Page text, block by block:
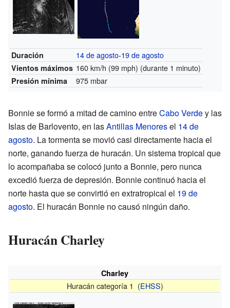
Duración 14 de agosto-19 de agosto
Vientos máximos 160 km/h (99 mph) (durante 1 minuto)
Presión mínima 975 mbar
Bonnie se formó a mitad de camino entreCabo Verdey las
Islas de Barlovento, en lasAntillas Menoresel 14 de
agosto. La tormenta se movió casi directamente hacia el
norte, ganando fuerza de huracán. Un sistema tropical que
lo acompañaba se colocó junto a Bonnie, pero nunca
excedió fuerza de depresión. Bonnie continuó hacia el
norte hasta que se convirtió en extratropical el 19 de
agosto. El huracán Bonnie no causó ningún daño.
Huracán Charley
Charley
Huracán categoría 1 (EHSS)